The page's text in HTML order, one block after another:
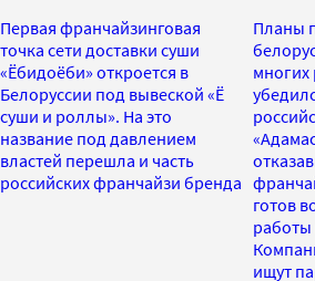
Первая франчайзинговая
точка сети доставки суши
«Ёбидоёби» откроется в
Белоруссии под вывеской «Ё
суши и роллы». На это
название под давлением
властей перешла и часть
российских франчайзи бренда
Планы
многих
готов
работы
ищут